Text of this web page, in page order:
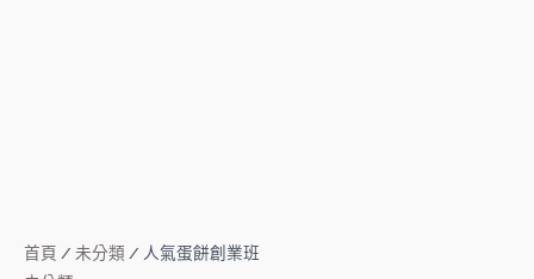
首頁 / 未分類 / 人氣蛋餅創業班